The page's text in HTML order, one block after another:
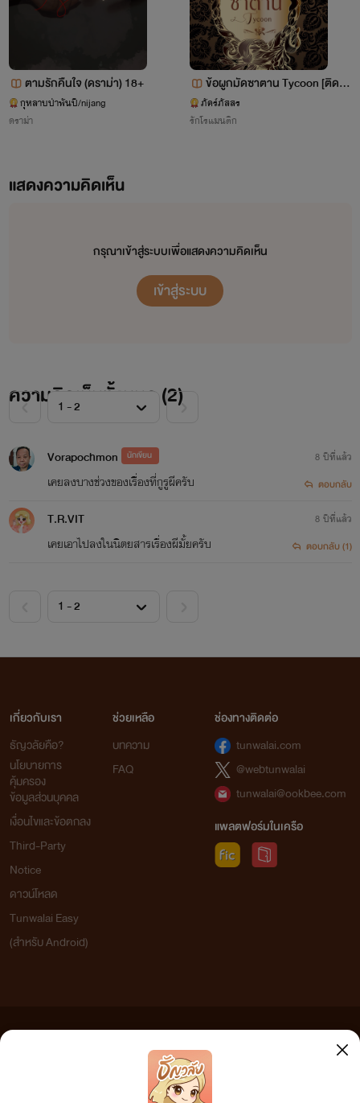
ตามรักคืนใจ (ดราม่า) 18+
กุหลาบป่าพันปี/nijang
ดราม่า
ข้อผูกมัดซาตาน Tycoon [ติดเห
รียญ]
ภัคร์ภัสสร
รักโรแมนติก
แสดงความคิดเห็น
กรุณาเข้าสู่ระบบเพื่อแสดงความคิดเห็น
เข้าสู่ระบบ
ความคิดเห็นทั้งหมด (2)
Vorapochmon นักเขียน
เคยลงบางช่วงของเรื่ิองที่กูรูผีครับ
8 ปีที่แล้ว
ตอบกลับ
T.R.VIT
เคยเอาไปลงในนิตยสารเรื่องผีมั้ยครับ
8 ปีที่แล้ว
ตอบกลับ (1)
เกี่ยวกับเรา
ธัญวลัยคือ?
นโยบายการ
คุ้มครอง
ข้อมูลส่วนบุคคล
เงื่อนไขและข้อตกลง
Third-Party
Notice
ดาวน์โหลด
Tunwalai Easy
(สำหรับ Android)
ช่วยเหลือ
บทความ
FAQ
ช่องทางติดต่อ
tunwalai.com
@webtunwalai
tunwalai@ookbee.com
แพลตฟอร์มในเครือ
เว็บไซต์แห่งนี้ไม่ได้เห็นด้วยและไม่ขอรับผิดชอบต่อข้อความใดๆ ทั้งสิ้น ดังนั้นผู้อ่านทุกท่านโปรดใช้
วิจารณญาณในการกลั่นกรองด้วยตนเอง และหากท่านพบข้อความใดๆ ที่ขัดต่อกฎหมายและศีลธรรม
กรุณาแจ้งมาที่ tunwalai@ookbee.com เพื่อทีมงานจะได้ดำเนินการในทันที ทั้งนี้ ทางเว็บไซต์ขอสงวน